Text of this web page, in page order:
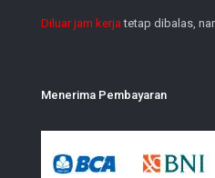
Diluar jam kerja tetap dibalas,
Menerima Pembayaran